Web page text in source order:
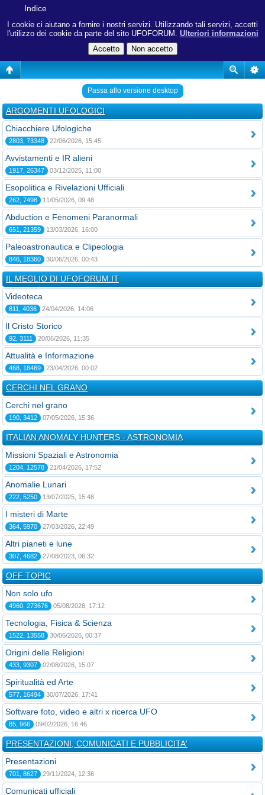
I cookie ci aiutano a fornire i nostri servizi. Utilizzando tali servizi, accetti
l'utilizzo dei cookie da parte del sito UFOFORUM. Ulteriori informazioni
Indice
Passa allo versione desktop
ARGOMENTI UFOLOGICI
Chiacchiere Ufologiche
2803, 73348 22/06/2026, 15:45
Avvistamenti e IR alieni
1917, 26347 03/12/2025, 11:00
Esopolitica e Rivelazioni Ufficiali
262, 7498 11/05/2026, 09:48
Abduction e Fenomeni Paranormali
651, 21359 13/03/2026, 16:00
Paleoastronautica e Clipeologia
846, 18360 30/06/2026, 00:43
IL MEGLIO DI UFOFORUM.IT
Videoteca
811, 4036 24/04/2026, 14:06
Il Cristo Storico
92, 3111 20/06/2026, 11:35
Attualità e Informazione
468, 18469 23/04/2026, 00:02
CERCHI NEL GRANO
Cerchi nel grano
190, 3412 07/05/2026, 15:36
ITALIAN ANOMALY HUNTERS - ASTRONOMIA
Missioni Spaziali e Astronomia
1204, 12578 21/04/2026, 17:52
Anomalie Lunari
222, 5250 13/07/2025, 15:48
I misteri di Marte
364, 5970 27/03/2026, 22:49
Altri pianeti e lune
307, 4682 27/08/2023, 06:32
OFF TOPIC
Non solo ufo
4960, 273676 05/08/2026, 17:12
Tecnologia, Fisica & Scienza
1522, 13558 30/06/2026, 00:37
Origini delle Religioni
433, 9307 02/08/2026, 15:07
Spiritualità ed Arte
577, 16494 30/07/2026, 17:41
Software foto, video e altri x ricerca UFO
85, 966 09/02/2026, 16:46
PRESENTAZIONI, COMUNICATI E PUBBLICITA'
Presentazioni
701, 8627 29/11/2024, 12:36
Comunicati ufficiali